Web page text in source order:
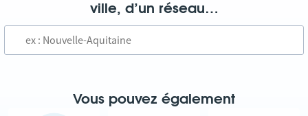
ville, d’un réseau…
Vous pouvez également